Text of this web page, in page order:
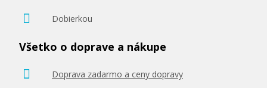
Dobierkou
Všetko o doprave a nákupe
Doprava zadarmo a ceny dopravy